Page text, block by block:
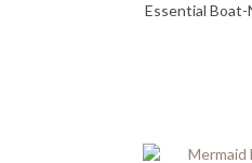
Essential